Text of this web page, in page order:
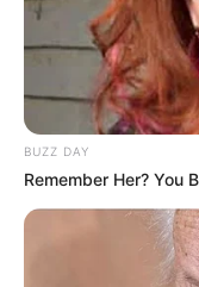
BUZZ DAY
Remember Her? You